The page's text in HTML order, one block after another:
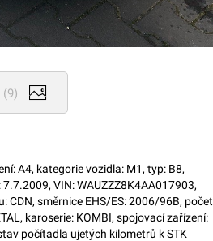
(9)
A4, kategorie vozidla: M1, typ: B8,
VIN: WAUZZZ8K4AA017903,
CDN, směrnice EHS/ES: 2006/96B, počet
karoserie: KOMBI, spojovací zařízení:
počítadla ujetých kilometrů k STK